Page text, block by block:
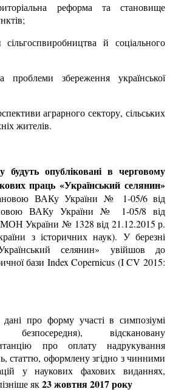
реформа та становище
й соціального
збереження української
аграрного сектору, сільських
жителів.
будуть опубліковані в черговому
праць «Український селянин»
ВАКу України № 1-05/6 від
ВАКу України № 1-05/8 від
України № 1328 від 21.12.2015 р.
з історичних наук). У березні
селянин» увійшов до
бази Index Copernicus (I CV 2015:
дані про форму участі в симпозіумі
відскановану
про оплату надрукування
статтю, оформлену згідно з чинними
у наукових фахових виданнях,
як23 жовтня 2017 року